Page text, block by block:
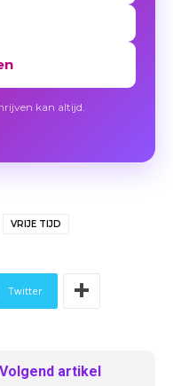
kan altijd.
VRIJE TIJD
Twitter
Volgend artikel